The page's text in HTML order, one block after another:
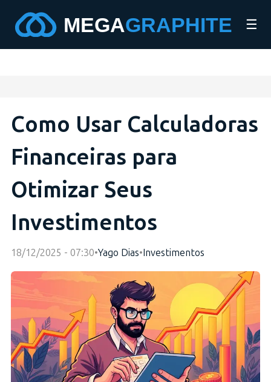
☰
Como Usar Calculadoras
Financeiras para
Otimizar Seus
Investimentos
18/12/2025 - 07:30•Yago Dias•Investimentos